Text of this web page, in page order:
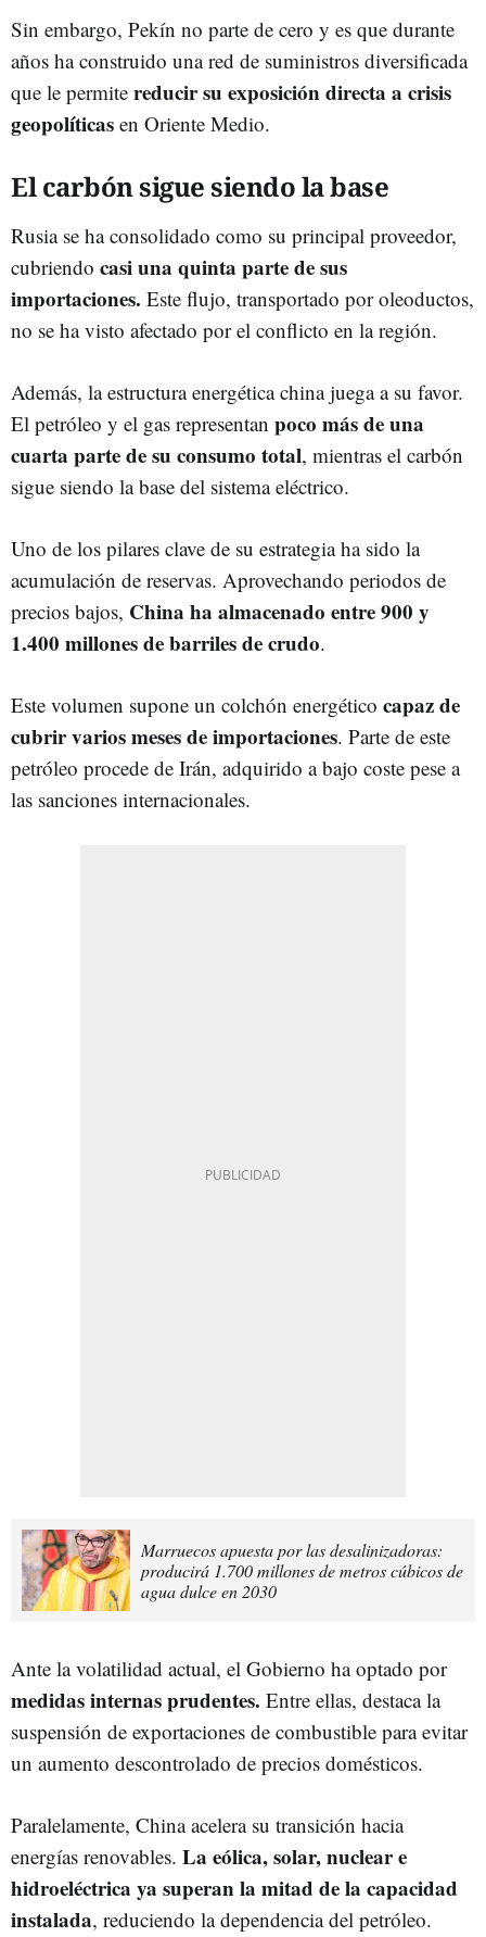
Sin embargo, Pekín no parte de cero y es que durante
años ha construido una red de suministros diversificada
que le permite reducir su exposición directa a crisis
geopolíticas en Oriente Medio.
El carbón sigue siendo la base
Rusia se ha consolidado como su principal proveedor,
cubriendo casi una quinta parte de sus
importaciones. Este flujo, transportado por oleoductos,
no se ha visto afectado por el conflicto en la región.
Además, la estructura energética china juega a su favor.
El petróleo y el gas representan poco más de una
cuarta parte de su consumo total, mientras el carbón
sigue siendo la base del sistema eléctrico.
Uno de los pilares clave de su estrategia ha sido la
acumulación de reservas. Aprovechando periodos de
precios bajos, China ha almacenado entre 900 y
1.400 millones de barriles de crudo.
Este volumen supone un colchón energético capaz de
cubrir varios meses de importaciones. Parte de este
petróleo procede de Irán, adquirido a bajo coste pese a
las sanciones internacionales.
Marruecos apuesta por las desalinizadoras:
producirá 1.700 millones de metros cúbicos de
agua dulce en 2030
Ante la volatilidad actual, el Gobierno ha optado por
medidas internas prudentes. Entre ellas, destaca la
suspensión de exportaciones de combustible para evitar
un aumento descontrolado de precios domésticos.
Paralelamente, China acelera su transición hacia
energías renovables. La eólica, solar, nuclear e
hidroeléctrica ya superan la mitad de la capacidad
instalada, reduciendo la dependencia del petróleo.